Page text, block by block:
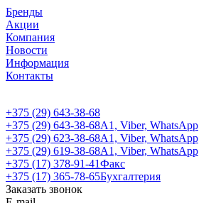
Бренды
Акции
Компания
Новости
Информация
Контакты
+375 (29) 643-38-68
+375 (29) 643-38-68А1, Viber, WhatsApp
+375 (29) 623-38-68А1, Viber, WhatsApp
+375 (29) 619-38-68А1, Viber, WhatsApp
+375 (17) 378-91-41Факс
+375 (17) 365-78-65Бухгалтерия
Заказать звонок